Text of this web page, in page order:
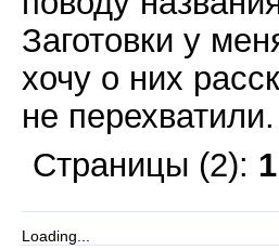
Заготовки у
хочу о них
не перехватили.
Страницы (2): 1
Loading...